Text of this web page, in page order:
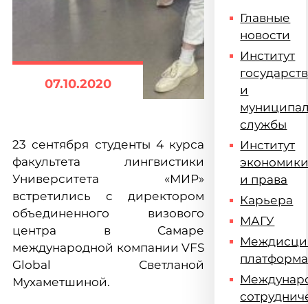
07.10.2020
23 сентября студенты 4 курса
факультета лингвистики
Университета «МИР»
встретились с директором
объединенного визового
центра в Самаре
международной компании VFS
Global Светланой
Мухаметшиной.
Главные
новости
Институт
и
службы
Институт
и права
Карьера
МАГУ
платформа